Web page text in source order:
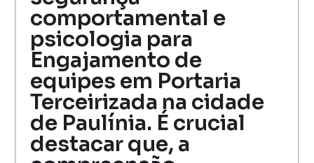
comportamental e
psicologia para
Engajamento de
equipes em Portaria
Terceirizada na cidade
de Paulínia. É crucial
destacar que, a